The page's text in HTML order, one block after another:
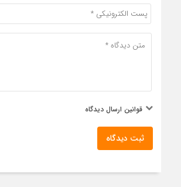
قوانین ارسال دیدگاه
ثبت دیدگاه